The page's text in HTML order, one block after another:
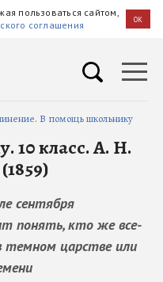
пользоваться сайтом,
соглашения OK
В помощь школьнику
10 класс. А. Н.
сентября
понять, кто же все-
темном царстве или